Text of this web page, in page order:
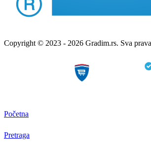
Copyright © 2023 - 2026 Gradim.rs. Sva
Početna
Pretraga